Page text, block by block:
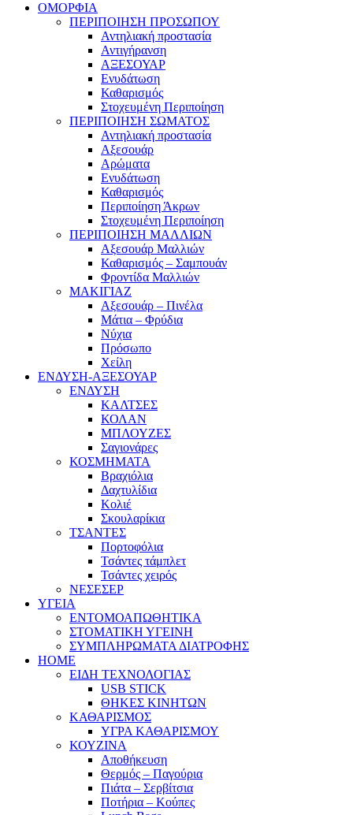
ΟΜΟΡΦΙΑ
ΠΕΡΙΠΟΙΗΣΗ ΠΡΟΣΩΠΟΥ
Αντηλιακή προστασία
Αντιγήρανση
ΑΞΕΣΟΥΑΡ
Ενυδάτωση
Καθαρισμός
Στοχευμένη Περιποίηση
ΠΕΡΙΠΟΙΗΣΗ ΣΩΜΑΤΟΣ
Αντηλιακή προστασία
Αξεσουάρ
Αρώματα
Ενυδάτωση
Καθαρισμός
Περιποίηση Άκρων
Στοχευμένη Περιποίηση
ΠΕΡΙΠΟΙΗΣΗ ΜΑΛΛΙΩΝ
Αξεσουάρ Μαλλιών
Καθαρισμός – Σαμπουάν
Φροντίδα Μαλλιών
ΜΑΚΙΓΙΑΖ
Αξεσουάρ – Πινέλα
Μάτια – Φρύδια
Νύχια
Πρόσωπο
Χείλη
ΕΝΔΥΣΗ-ΑΞΕΣΟΥΑΡ
ΕΝΔΥΣΗ
ΚΑΛΤΣΕΣ
ΚΟΛΑΝ
ΜΠΛΟΥΖΕΣ
Σαγιονάρες
ΚΟΣΜΗΜΑΤΑ
Βραχιόλια
Δαχτυλίδια
Κολιέ
Σκουλαρίκια
ΤΣΑΝΤΕΣ
Πορτοφόλια
Τσάντες τάμπλετ
Τσάντες χειρός
ΝΕΣΕΣΕΡ
ΥΓΕΙΑ
ΕΝΤΟΜΟΑΠΩΘΗΤΙΚΑ
ΣΤΟΜΑΤΙΚΗ ΥΓΕΙΝΗ
ΣΥΜΠΛΗΡΩΜΑΤΑ ΔΙΑΤΡΟΦΗΣ
HOME
ΕΙΔΗ ΤΕΧΝΟΛΟΓΙΑΣ
USB STICK
ΘΗΚΕΣ ΚΙΝΗΤΩΝ
ΚΑΘΑΡΙΣΜΟΣ
ΥΓΡΑ ΚΑΘΑΡΙΣΜΟΥ
ΚΟΥΖΙΝΑ
Αποθήκευση
Θερμός – Παγούρια
Πιάτα – Σερβίτσια
Ποτήρια – Κούπες